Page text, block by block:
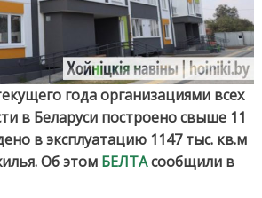
года организациями всех
в Беларуси построено свыше 11
в эксплуатацию 1147 тыс. кв.м
Об этом БЕЛТАсообщили в